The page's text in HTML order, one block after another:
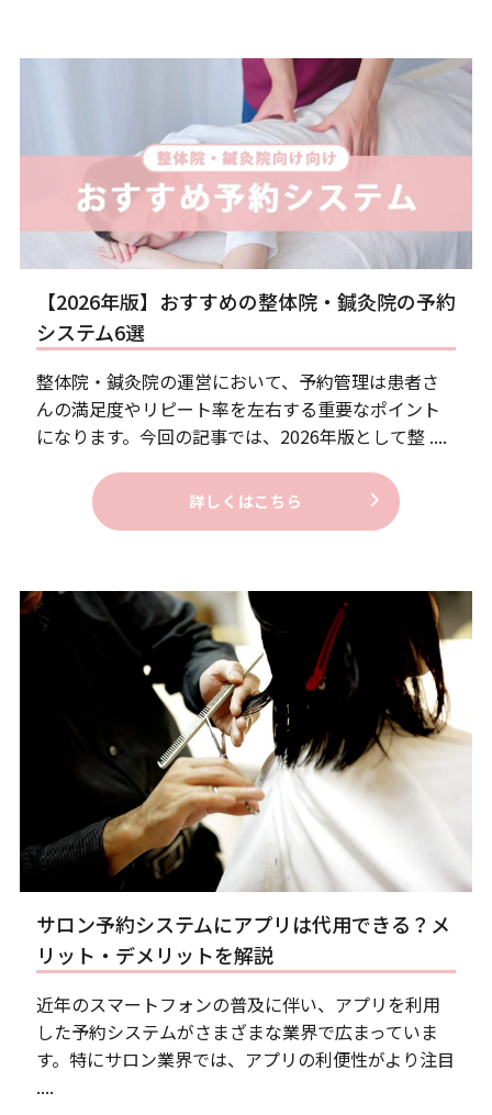
【2026年版】おすすめの整体院・鍼灸院の予約
システム6選
整体院・鍼灸院の運営において、予約管理は患者さ
んの満足度やリピート率を左右する重要なポイント
になります。今回の記事では、2026年版として整 ....
詳しくはこちら
サロン予約システムにアプリは代用できる？メ
リット・デメリットを解説
近年のスマートフォンの普及に伴い、アプリを利用
した予約システムがさまざまな業界で広まっていま
す。特にサロン業界では、アプリの利便性がより注目
....